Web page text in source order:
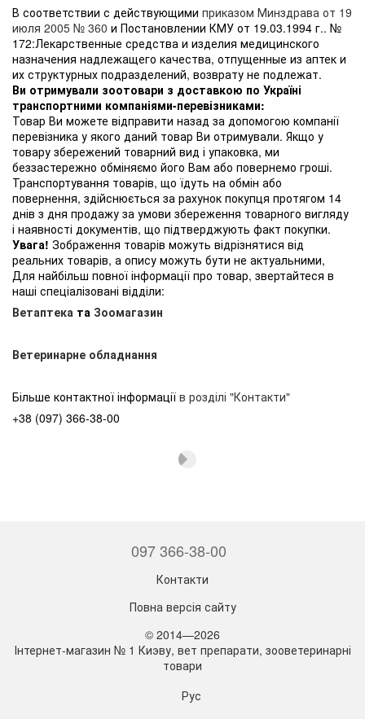
В соответствии с действующими приказом Минздрава от 19
июля 2005 № 360 и Постановлении КМУ от 19.03.1994 г.. №
172:Лекарственные средства и изделия медицинского
назначения надлежащего качества, отпущенные из аптек и
их структурных подразделений, возврату не подлежат.
Ви отримували зоотовари з доставкою по Україні
транспортними компаніями-перевізниками:
Товар Ви можете відправити назад за допомогою компанії
перевізника у якого даний товар Ви отримували. Якщо у
товару збережений товарний вид і упаковка, ми
беззастережно обміняємо його Вам або повернемо гроші.
Транспортування товарів, що їдуть на обмін або
повернення, здійснюється за рахунок покупця протягом 14
днів з дня продажу за умови збереження товарного вигляду
і наявності документів, що підтверджують факт покупки.
Увага! Зображення товарів можуть відрізнятися від
реальних товарів, а опису можуть бути не актуальними,
Для найбільш повної інформації про товар, звертайтеся в
наші спеціалізовані відділи:
Ветаптека та Зоомагазин
Ветеринарне обладнання
Більше контактної інформації в розділі "Контакти"
+38 (097) 366-38-00
097 366-38-00
Контакти
Повна версія сайту
© 2014—2026
Інтернет-магазин № 1 Киэву, вет препарати, зооветеринарні
товари
Рус